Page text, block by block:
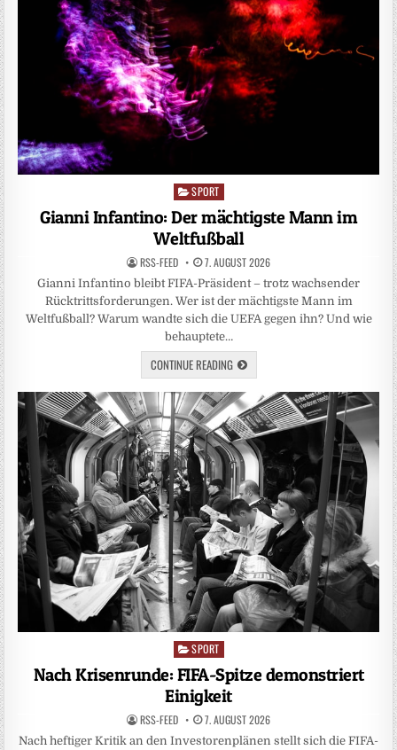
Posted
in
SPORT
Gianni Infantino: Der mächtigste Mann im
Weltfußball
RSS-FEED 7. AUGUST 2026
Gianni Infantino bleibt FIFA-Präsident – trotz wachsender
Rücktrittsforderungen. Wer ist der mächtigste Mann im
Weltfußball? Warum wandte sich die UEFA gegen ihn? Und wie
behauptete…
CONTINUE READING
Posted
in
SPORT
Nach Krisenrunde: FIFA-Spitze demonstriert
Einigkeit
RSS-FEED 7. AUGUST 2026
Nach heftiger Kritik an den Investorenplänen stellt sich die FIFA-